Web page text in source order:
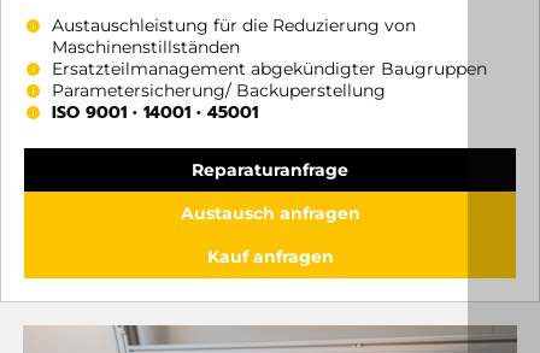
Austauschleistung für die Reduzierung von
Maschinenstillständen
Ersatzteilmanagement abgekündigter Baugruppen
Parametersicherung/ Backuperstellung
ISO 9001 • 14001 • 45001
Reparaturanfrage
Austausch anfragen
Kauf anfragen